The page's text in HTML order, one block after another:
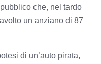
che, nel tardo
un anziano di 87
di un’auto pirata,